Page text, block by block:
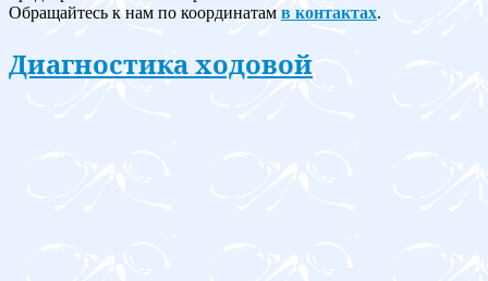
Обращайтесь к нам по координатам в контактах.
Диагностика ходовой